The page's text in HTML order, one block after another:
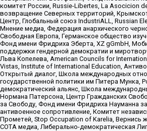
комитет России, Russie-Libertes, La Asocicion
возвращение Северных территорий,
Центр, Глобальный союз IndustriALL, Russian
Мнение медиа, Федерация анархического
Свободная Европа, Германское общество
Фонд имени Фридриха Эберта, XZ gGmbH,
поддержки гендерной демократии и
Льва Копелева, American Councils for
Vistas, Institute of International Education,
Открытый диалог, Школа международных
государственной политики им Питера Мунка,
демократический альянс, Школа
Нормана Патерсона, Центр Гражданских
за Свободу, Фонд имени Фридриха Науманна
антивоенное сопротивление, Комитет
Прометей, Stop Occupation of Karelia, Вернись
СОТА медиа, Либерально-демократическая